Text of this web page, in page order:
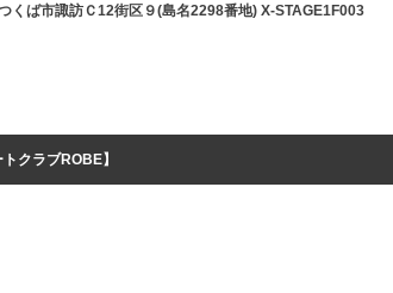
くば市諏訪Ｃ12街区９(島名2298番地) X-STAGE1F003
クラブROBE】